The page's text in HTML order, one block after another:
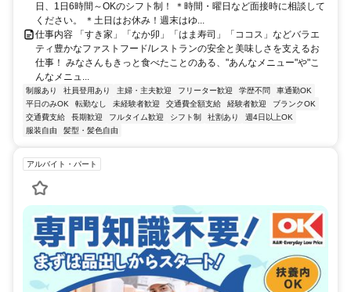
日、1日6時間～OKのシフト制！ ＊時間・曜日など面接時に相談して
ください。 ＊土日はお休み！週末はゆ...
仕事内容 「すき家」「なか卯」「はま寿司」「ココス」などバラエ
ティ豊かなファストフード/レストランの安全と美味しさを支えるお
仕事！ みなさんもきっと食べたことのある、"あんなメニュー"や"こ
んなメニュ...
制服あり 社員登用あり 主婦・主夫歓迎 フリーター歓迎 学歴不問
車通勤OK
平日のみOK
転勤なし 未経験者歓迎 交通費全額支給 経験者歓迎
ブランクOK
交通費支給
長期歓迎 フルタイム歓迎 シフト制 社割あり
週4日以上OK
服装自由
髪型・髪色自由
アルバイト・パート